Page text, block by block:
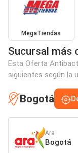
MegaTiendas
Sucursal más
Esta Oferta
siguientes según la
Bogotá
Ara
Bogotá